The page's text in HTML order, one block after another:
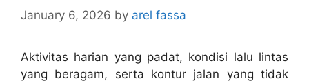
January 6, 2026 by arel fassa
Aktivitas harian yang padat, kondisi lalu lintas
yang beragam, serta kontur jalan yang tidak